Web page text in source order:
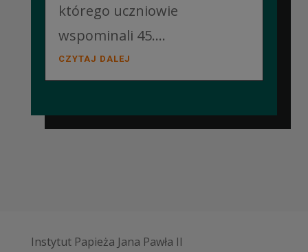
którego uczniowie
wspominali 45....
CZYTAJ DALEJ
Instytut Papieża Jana Pawła II